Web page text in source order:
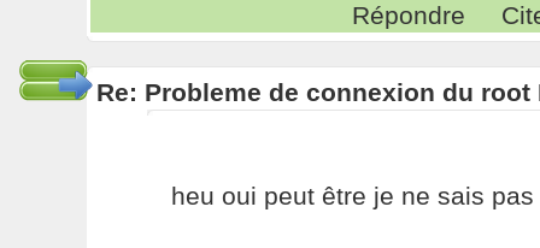
Répondre
Re: Probleme de connexion du root
heu oui peut être je ne sais pas